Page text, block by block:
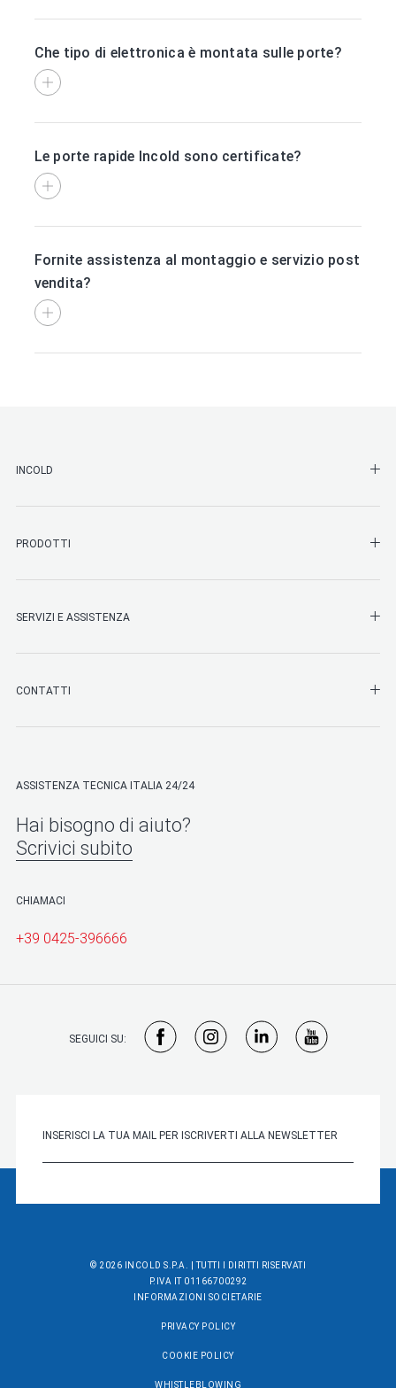
Che tipo di elettronica è montata sulle porte?
Le porte rapide Incold sono certificate?
Fornite assistenza al montaggio e servizio post
vendita?
INCOLD
PRODOTTI
SERVIZI E ASSISTENZA
CONTATTI
ASSISTENZA TECNICA ITALIA 24/24
Hai bisogno di aiuto?
Scrivici subito
CHIAMACI
+39 0425-396666
SEGUICI SU:
© 2026 INCOLD S.P.A. | TUTTI I DIRITTI RISERVATI
P.IVA IT 01166700292
INFORMAZIONI SOCIETARIE
PRIVACY POLICY
COOKIE POLICY
WHISTLEBLOWING